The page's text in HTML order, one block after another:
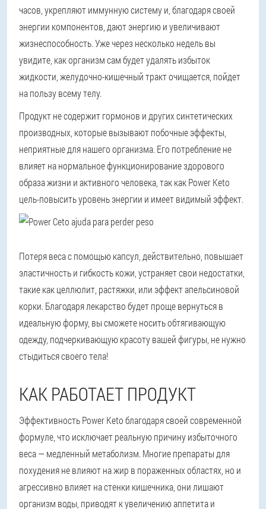
часов, укрепляют иммунную систему и, благодаря своей
энергии компонентов, дают энергию и увеличивают
жизнеспособность. Уже через несколько недель вы
увидите, как организм сам будет удалять избыток
жидкости, желудочно-кишечный тракт очищается, пойдет
на пользу всему телу.
Продукт не содержит гормонов и других синтетических
производных, которые вызывают побочные эффекты,
неприятные для нашего организма. Его потребление не
влияет на нормальное функционирование здорового
образа жизни и активного человека, так как Power Keto
цель-повысить уровень энергии и имеет видимый эффект.
Потеря веса с помощью капсул, действительно, повышает
эластичность и гибкость кожи, устраняет свои недостатки,
такие как целлюлит, растяжки, или эффект апельсиновой
корки. Благодаря лекарство будет проще вернуться в
идеальную форму, вы сможете носить обтягивающую
одежду, подчеркивающую красоту вашей фигуры, не нужно
стыдиться своего тела!
КАК РАБОТАЕТ ПРОДУКТ
Эффективность Power Keto благодаря своей современной
формуле, что исключает реальную причину избыточного
веса — медленный метаболизм. Многие препараты для
похудения не влияют на жир в пораженных областях, но и
агрессивно влияет на стенки кишечника, они лишают
организм воды, приводят к увеличению аппетита и